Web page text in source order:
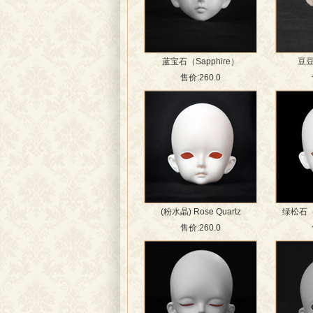
蓝宝石（Sapphire）
售价:260.0
豆
(粉水晶) Rose Quartz
售价:260.0
绿松石